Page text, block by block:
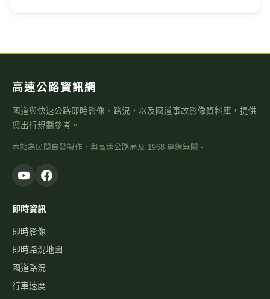
距離 1.0 公里
高速公路資訊網
國道與快速公路即時影像、路況，以及國道事故影像資料庫，提供